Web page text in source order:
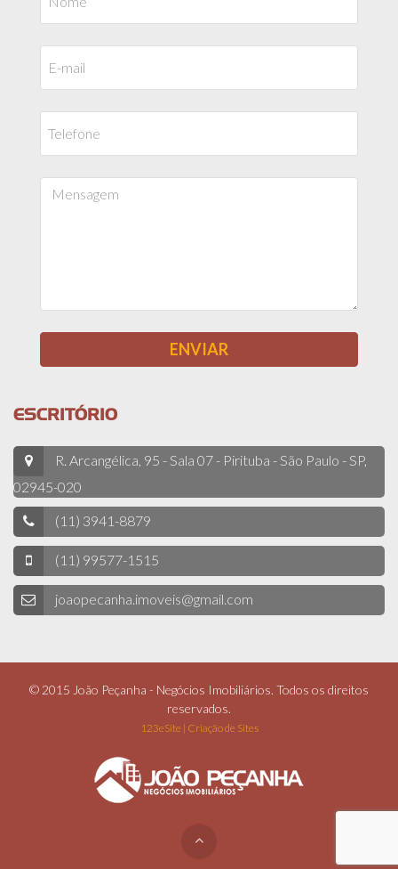
ESCRITÓRIO
R. Arcangélica, 95 - Sala 07 - Pirituba - São Paulo - SP,
02945-020
(11) 3941-8879
(11) 99577-1515
joaopecanha.imoveis@gmail.com
© 2015 João Peçanha - Negócios Imobiliários. Todos os direitos
reservados.
123eSite | Criação de Sites